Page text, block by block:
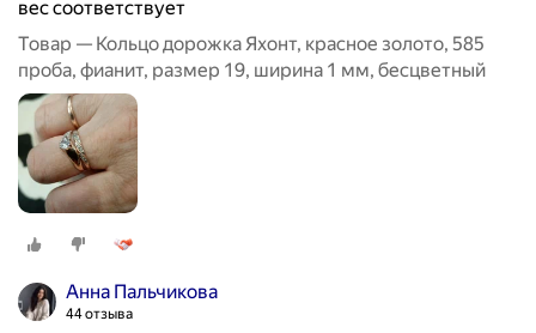
вес соответствует
Товар — Кольцо дорожка Яхонт, красное золото, 585
проба, фианит, размер 19, ширина 1 мм, бесцветный
Анна Пальчикова
44 отзыва